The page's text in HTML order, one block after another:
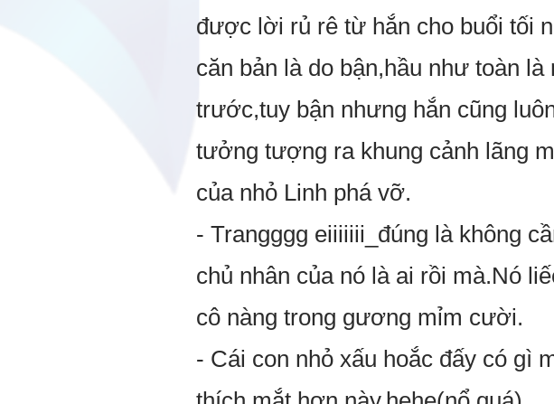
được lời rủ rê từ hắn cho buổi tối
căn bản là do bận,hầu như toàn
trước,tuy bận nhưng hắn cũng
tưởng tượng ra khung cảnh lãng
của nhỏ Linh phá vỡ.
- Trangggg eiiiiiii_đúng là không
chủ nhân của nó là ai rồi mà.Nó
cô nàng trong gương mỉm cười.
- Cái con nhỏ xấu hoắc đấy có gì